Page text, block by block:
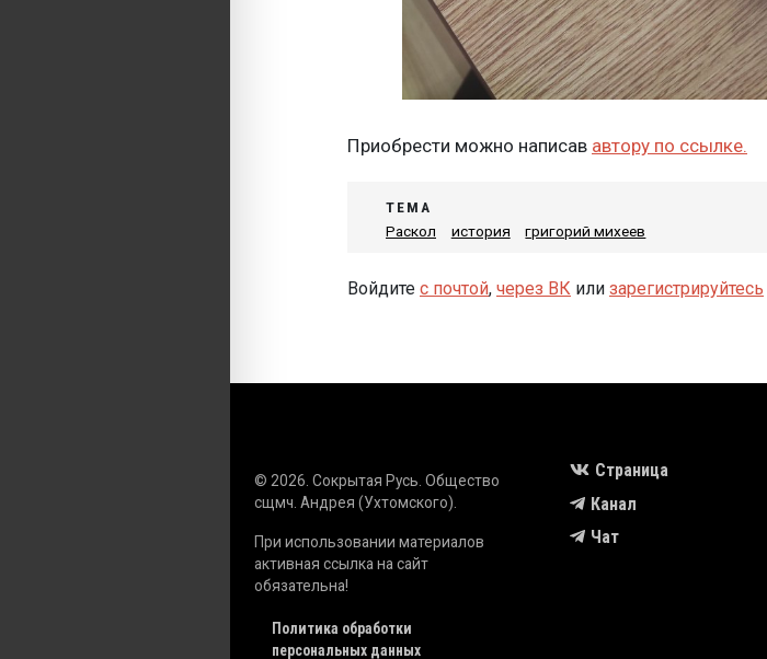
Приобрести можно написав автору по ссылке.
ТЕМА
Раскол
история григорий михеев
Войдите с почтой, через ВК или зарегистрируйтесь
© 2026. Сокрытая Русь. Общество
сщмч. Андрея (Ухтомского).
При использовании материалов
активная ссылка на сайт
обязательна!
Политика обработки
персональных данных
Страница
Канал
Чат